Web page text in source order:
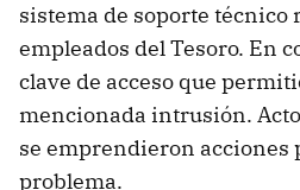
sistema de soporte
empleados del Tesoro. En
clave de acceso que
mencionada intrusión.
se emprendieron acciones
problema.